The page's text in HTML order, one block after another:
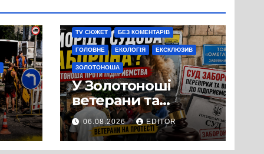
TV СЮЖЕТ БЕЗ КОМЕНТАРІВ
ГОЛОВНЕ ЕКОЛОГІЯ ЕКСКЛЮЗИВ
ЗОЛОТОНОША
У Золотоноші
ветерани та
місцеві жителі
вийшли на
протест до стін
06.08.2026 EDITOR